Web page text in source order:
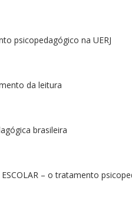
psicopedagógico na UERJ
da leitura
brasileira
ESCOLAR – o tratamento